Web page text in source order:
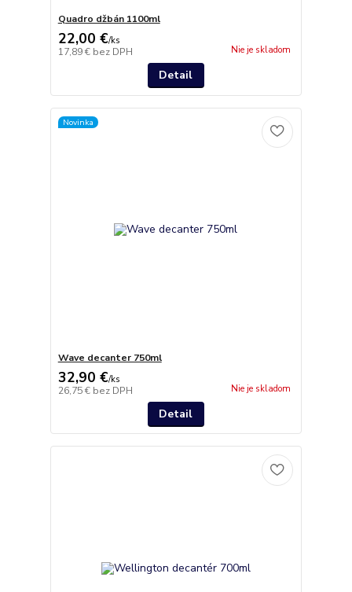
Quadro džbán 1100ml
22,00 €/ks
17,89 € bez DPH Nie je skladom
Detail
Novinka
Wave decanter 750ml
32,90 €/ks
26,75 € bez DPH Nie je skladom
Detail